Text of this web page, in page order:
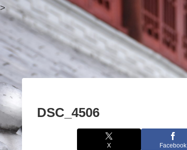
>
DSC_4506
X Facebook